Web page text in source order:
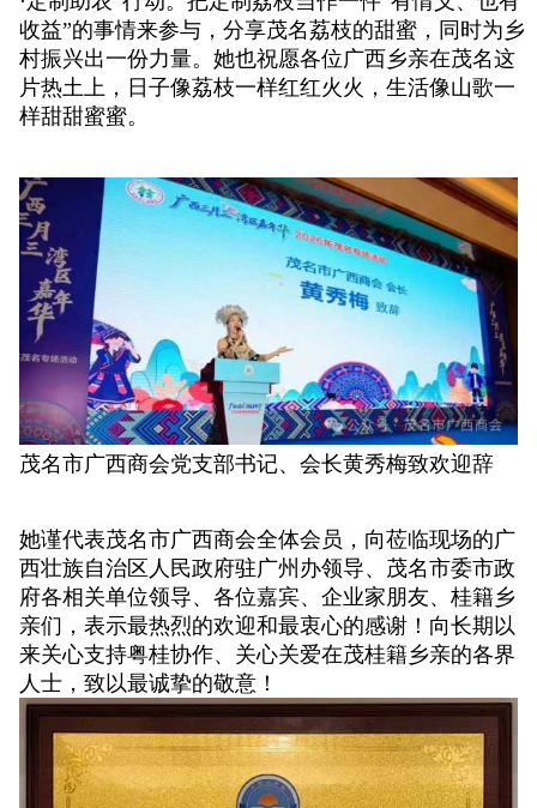
收益”的事情来参与，分享茂名荔枝的甜蜜，同时为乡
村振兴出一份力量。她也祝愿各位广西乡亲在茂名这
片热土上，日子像荔枝一样红红火火，生活像山歌一
样甜甜蜜蜜。
茂名市广西商会党支部书记、会长黄秀梅致欢迎辞
她谨代表茂名市广西商会全体会员，向莅临现场的广
西壮族自治区人民政府驻广州办领导、茂名市委市政
府各相关单位领导、各位嘉宾、企业家朋友、桂籍乡
亲们，表示最热烈的欢迎和最衷心的感谢！向长期以
来关心支持粤桂协作、关心关爱在茂桂籍乡亲的各界
人士，致以最诚挚的敬意！